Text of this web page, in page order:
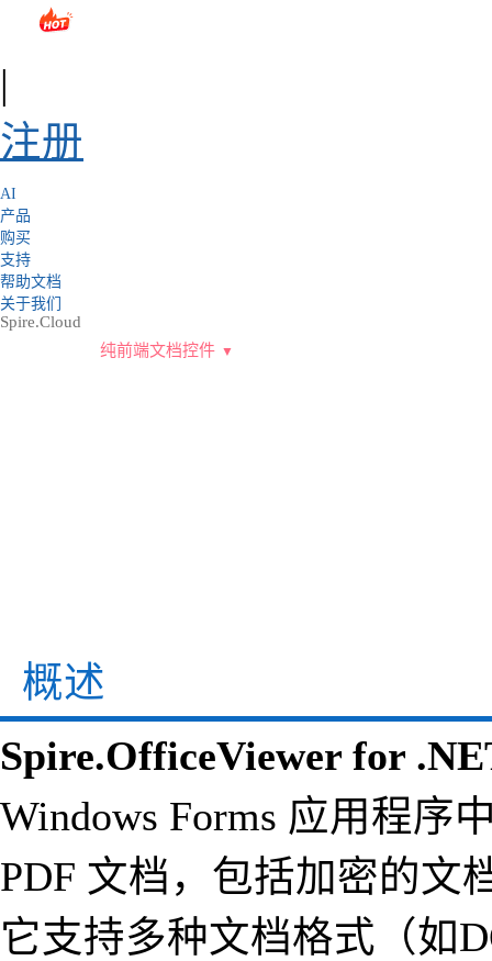
sales@e-iceblue.com
|
注册
AI
产品
购买
支持
帮助文档
关于我们
Spire.Cloud
纯前端文档控件
概述
Spire.OfficeViewer for
Windows Forms 应用程序
PDF 文档，包括加密的文
它支持多种文档格式（如